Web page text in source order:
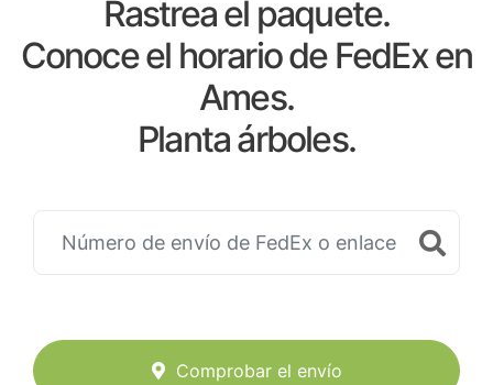
Rastrea el paquete.
Conoce el horario de FedEx en
Ames.
Planta árboles.
Comprobar el envío